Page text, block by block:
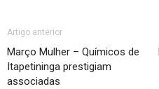
Artigo anterior
Março Mulher – Químicos de
Itapetininga prestigiam
associadas